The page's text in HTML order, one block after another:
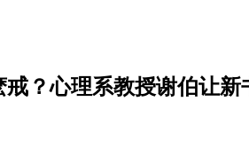
？心理系教授谢伯让